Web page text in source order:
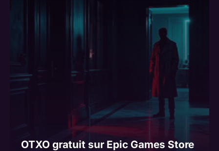
OTXO gratuit sur Epic Games Store